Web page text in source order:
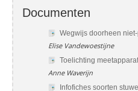
Documenten
Wegwijs doorheen
Elise Vandewoestijne
Toelichting
Anne Waverijn
Infofiches soorten